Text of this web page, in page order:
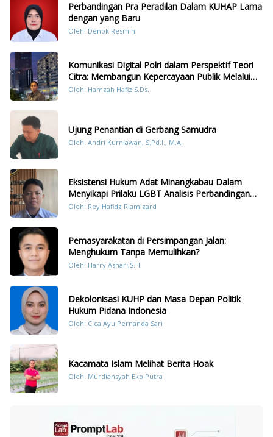
Perbandingan Pra Peradilan Dalam KUHAP Lama
dengan yang Baru
Oleh: Denok Resmini
Komunikasi Digital Polri dalam Perspektif Teori
Citra: Membangun Kepercayaan Publik Melalui
Konten Humanis Kesiapsiagaan Bencana di
Oleh: Hamzah Hafiz S.Ds.
Ujung Penantian di Gerbang Samudra
Oleh: Andri Kurniawan, S.Pd.I., M.A.
Eksistensi Hukum Adat Minangkabau Dalam
Menyikapi Prilaku LGBT Analisis Perbandingan
Dengan Hukum Pidana
Oleh: Rey Hafidz Riamizard
Pemasyarakatan di Persimpangan Jalan:
Menghukum Tanpa Memulihkan?
Oleh: Harry Ashari,S.H.
Dekolonisasi KUHP dan Masa Depan Politik
Hukum Pidana Indonesia
Oleh: Cica Ayu Pernanda Sari
Kacamata Islam Melihat Berita Hoak
Oleh: Murdiansyah Eko Putra